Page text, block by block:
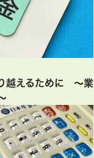
越えるために ～業